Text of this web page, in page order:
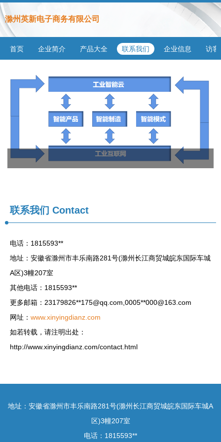
滁州英新电子商务有限公司
首页 企业简介 产品大全 联系我们 企业信息 访客
联系我们 Contact
电话：1815593**
地址：安徽省滁州市丰乐南路281号(滁州长江商贸城皖东国际车城
A区)3幢207室
其他电话：1815593**
更多邮箱：23179826**175@qq.com ,0005**000@163.com
网址： www.xinyingdianz.com
如若转载，请注明出处：
http://www.xinyingdianz.com/contact.html
地址：安徽省滁州市丰乐南路281号(滁州长江商贸城皖东国际车城A
区)3幢207室
电话：1815593**